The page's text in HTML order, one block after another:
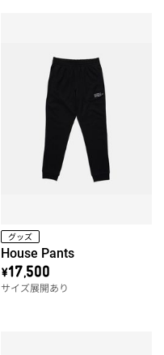
グッズ
House Pants
\17,500
サイズ展開あり